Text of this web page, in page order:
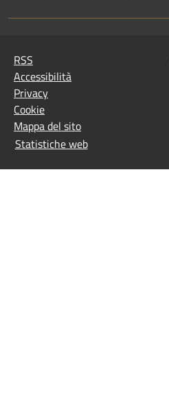
RSS
Accessibilità
Privacy
Cookie
Mappa del sito
Statistiche web